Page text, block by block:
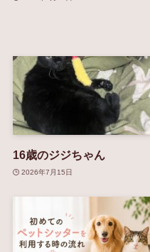
16歳のジジちゃん
2026年7月15日